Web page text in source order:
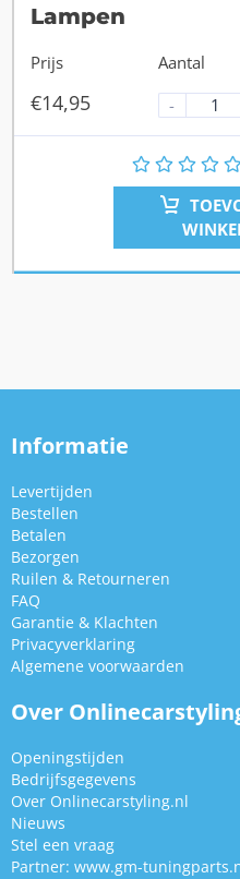
Lampen
Prijs
€14,95
Aantal
-
5
4
3
2
Informatie
Levertijden
Bestellen
Betalen
Bezorgen
Ruilen & Retourneren
FAQ
Garantie & Klachten
Privacyverklaring
Algemene voorwaarden
Over
Openingstijden
Bedrijfsgegevens
Over Onlinecarstyling.nl
Nieuws
Stel een vraag
Partner: www.gm-